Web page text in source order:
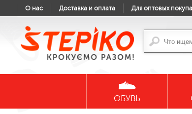
О нас Доставка и оплата Для оптовых
ОБУВЬ